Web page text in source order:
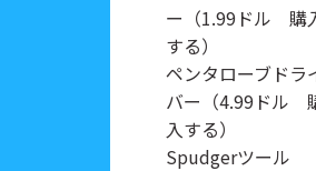
ー（1.99ドル 購
する）
ペンタローブドラ
バー（4.99ドル
入する）
Spudgerツール